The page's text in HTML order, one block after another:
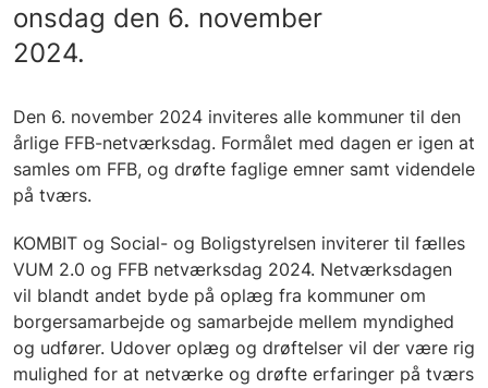
onsdag den 6. november
2024.
Den 6. november 2024 inviteres alle kommuner til den
årlige FFB-netværksdag. Formålet med dagen er igen at
samles om FFB, og drøfte faglige emner samt videndele
på tværs.
KOMBIT og Social- og Boligstyrelsen inviterer til fælles
VUM 2.0 og FFB netværksdag 2024. Netværksdagen
vil blandt andet byde på oplæg fra kommuner om
borgersamarbejde og samarbejde mellem myndighed
og udfører. Udover oplæg og drøftelser vil der være rig
mulighed for at netværke og drøfte erfaringer på tværs